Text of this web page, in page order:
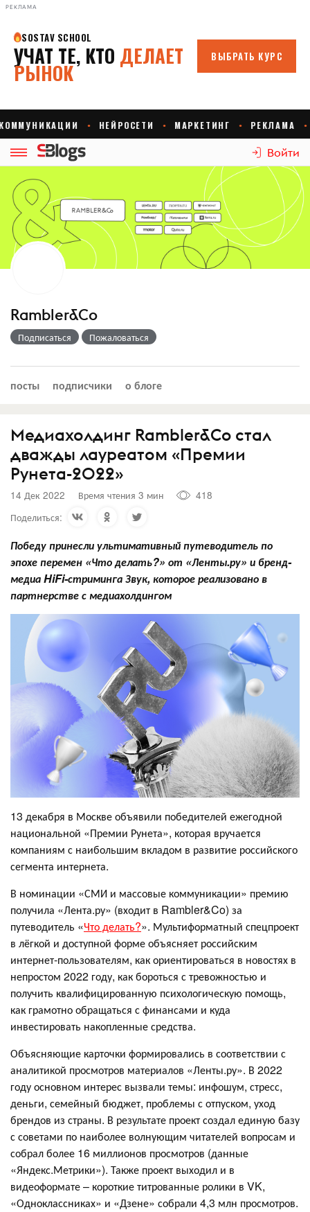
РЕКЛАМА
Войти
Rambler&Co
Подписаться Пожаловаться
посты подписчики о блоге
Медиахолдинг Rambler&Co стал
дважды лауреатом «Премии
Рунета-2022»
14 Дек 2022 Время чтения 3 мин
418
Поделиться:
Победу принеслиультимативный путеводитель по
эпохе перемен «Что делать?» от «Ленты.ру» и бренд-
медиа HiFi-стриминга Звук, которое реализовано в
партнерстве с медиахолдингом
13 декабря в Москве объявили победителей ежегодной
национальной «Премии Рунета», которая вручается
компаниям с наибольшим вкладом в развитие российского
сегмента интернета.
В номинации «СМИ и массовые коммуникации» премию
получила «Лента.ру» (входит в Rambler&Co) за
путеводитель «Что делать?». Мультиформатный спецпроект
в лёгкой и доступной форме объясняет российским
интернет-пользователям, как ориентироваться в новостях в
непростом 2022 году, как бороться с тревожностью и
получить квалифицированную психологическую помощь,
как грамотно обращаться с финансами и куда
инвестировать накопленные средства.
Объясняющие карточки формировались в соответствии с
аналитикой просмотров материалов «Ленты.ру». В 2022
году основном интерес вызвали темы: инфошум, стресс,
деньги, семейный бюджет, проблемы с отпуском, уход
брендов из страны. В результате проект создал единую базу
с советами по наиболее волнующим читателей вопросам и
собрал более 16 миллионов просмотров (данные
«Яндекс.Метрики»). Также проект выходил и в
видеоформате – короткие титрованные ролики в VK,
«Одноклассниках» и «Дзене» собрали 4,3 млн просмотров.